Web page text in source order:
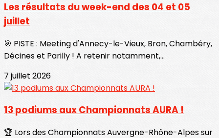
Les résultats du week-end des 04 et 05
juillet
🎯 PISTE : Meeting d'Annecy-le-Vieux, Bron, Chambéry,
Décines et Parilly ! A retenir notamment,...
7 juillet 2026
13 podiums aux Championnats AURA !
🏆 Lors des Championnats Auvergne-Rhône-Alpes sur